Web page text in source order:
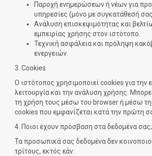
Παροχή ενημερώσεων ή νέων για
υπηρεσίες (μόνο με συγκατάθεσή
Ανάλυση επισκεψιμότητας και
εμπειρίας χρήσης στον ιστότοπο.
Τεχνική ασφάλεια και πρόληψη
ενεργειών.
3. Cookies
Ο ιστότοπος χρησιμοποιεί cookies για την
λειτουργία και την ανάλυση χρήσης.
τη χρήση τους μέσω του browser ή μέσω
cookies που εμφανίζεται κατά την πρώτη
4. Ποιοι έχουν πρόσβαση στα δεδομένα σας;
Τα προσωπικά σας δεδομένα δεν
τρίτους, εκτός εάν: